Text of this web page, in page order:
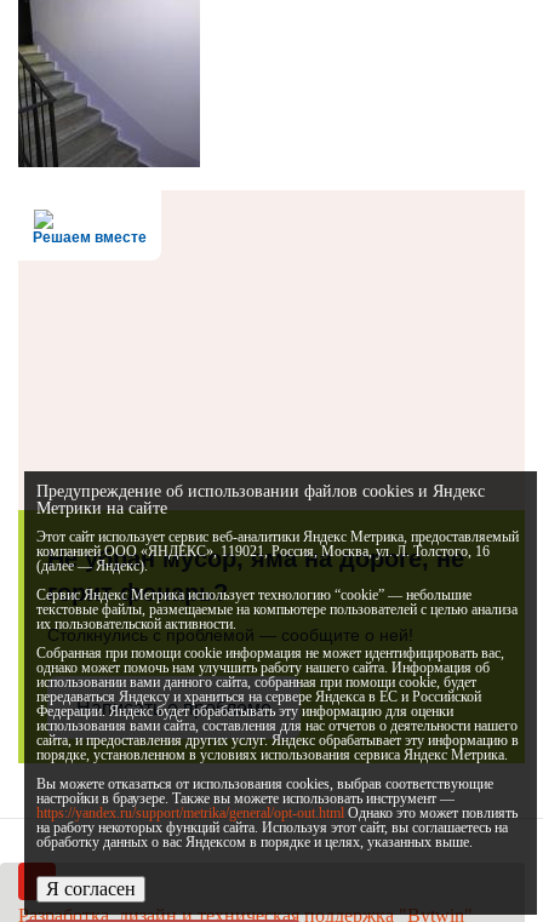
Предупреждение об использовании файлов cookies и Яндекс
Метрики на сайте
Этот сайт использует сервис веб-аналитики Яндекс Метрика, предоставляемый
компанией ООО «ЯНДЕКС», 119021, Россия, Москва, ул. Л. Толстого, 16
(далее — Яндекс).
Сервис Яндекс Метрика использует технологию “cookie” — небольшие
текстовые файлы, размещаемые на компьютере пользователей с целью анализа
их пользовательской активности.
Собранная при помощи cookie информация не может идентифицировать вас,
однако может помочь нам улучшить работу нашего сайта. Информация об
использовании вами данного сайта, собранная при помощи cookie, будет
передаваться Яндексу и храниться на сервере Яндекса в ЕС и Российской
Федерации. Яндекс будет обрабатывать эту информацию для оценки
использования вами сайта, составления для нас отчетов о деятельности нашего
сайта, и предоставления других услуг. Яндекс обрабатывает эту информацию в
порядке, установленном в условиях использования сервиса Яндекс Метрика.
Вы можете отказаться от использования cookies, выбрав соответствующие
настройки в браузере. Также вы можете использовать инструмент —
https://yandex.ru/support/metrika/general/opt-out.html Однако это может повлиять
на работу некоторых функций сайта. Используя этот сайт, вы соглашаетесь на
обработку данных о вас Яндексом в порядке и целях, указанных выше.
Я согласен
Решаем вместе
Не убран мусор, яма на дороге, не
горит фонарь?
Столкнулись с проблемой — сообщите о ней!
Написать о проблеме
Разработка, дизайн и техническая поддержка "Bytwin"